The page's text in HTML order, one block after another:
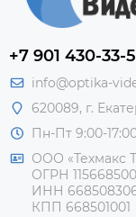
+7 901 430-33-
info@optika-
620089, г.
Пн-Пт 9:00-
ООО «Техмакс
ОГРН
ИНН
КПП 668501001